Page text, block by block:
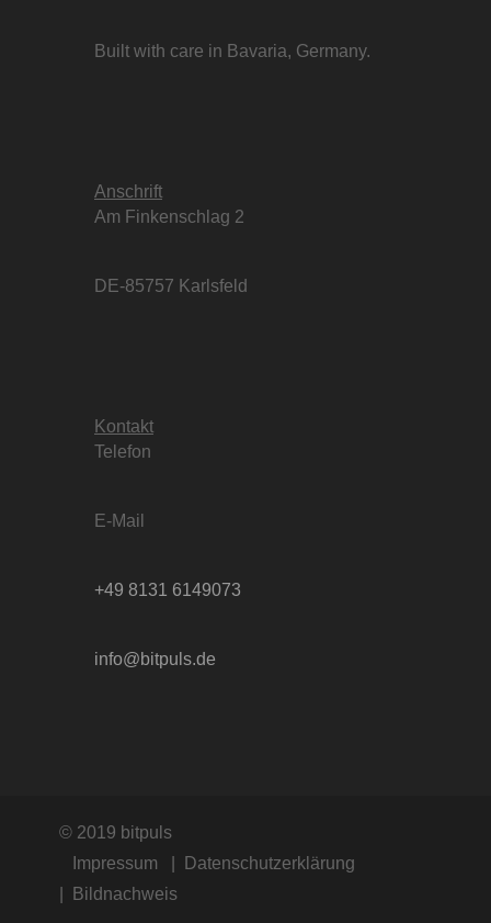
Built with care in Bavaria, Germany.
Anschrift
Am Finkenschlag 2
DE-85757 Karlsfeld
Kontakt
Telefon
E-Mail
+49 8131 6149073
info@bitpuls.de
© 2019 bitpuls
Impressum
Datenschutzerklärung
Bildnachweis